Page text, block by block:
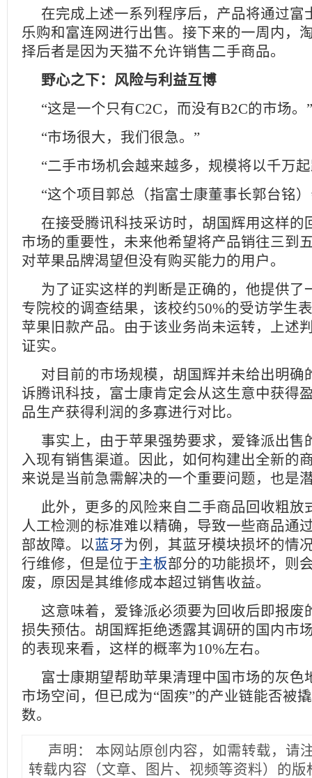
在完成上述一系列程序后，产品将通过富
乐购和富连网进行出售。接下来的一周内，
择后者是因为天猫不允许销售二手商品。
野心之下：风险与利益互博
“这是一个只有C2C，而没有B2C的市场。”
“市场很大，我们很急。”
“二手市场机会越来越多，规模将以千万
“这个项目郭总（指富士康董事长郭台铭
在接受腾讯科技采访时，胡国辉用这样的
市场的重要性，未来他希望将产品销往三到
对苹果品牌渴望但没有购买能力的用户。
为了证实这样的判断是正确的，他提供了
专院校的调查结果，该校约50%的受访学生
苹果旧款产品。由于该业务尚未运转，上述
证实。
对目前的市场规模，胡国辉并未给出明确
诉腾讯科技，富士康肯定会从这生意中获得
品生产获得利润的多寡进行对比。
事实上，由于苹果强势要求，爱锋派出售
入现有销售渠道。因此，如何构建出全新的
来说是当前急需解决的一个重要问题，也是
此外，更多的风险来自二手商品回收粗放
人工检测的标准难以精确，导致一些商品通
部故障。以蓝牙为例，其蓝牙模块损坏的情
行维修，但是位于主板部分的功能损坏，则
废，原因是其维修成本超过销售收益。
这意味着，爱锋派必须要为回收后即报废
损失预估。胡国辉拒绝透露其调研的国内市
的表现来看，这样的概率为10%左右。
富士康期望帮助苹果清理中国市场的灰色
市场空间，但已成为“固疾”的产业链能否被
数。
声明：
本网站原创内容，如需转载，请
转载内容（文章、图片、视频等资料）的版